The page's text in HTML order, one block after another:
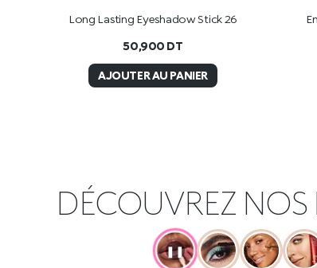
Long Lasting Eyeshadow Stick 26
50,900 DT
AJOUTER AU PANIER
DÉCOUVREZ NOS
❚❚